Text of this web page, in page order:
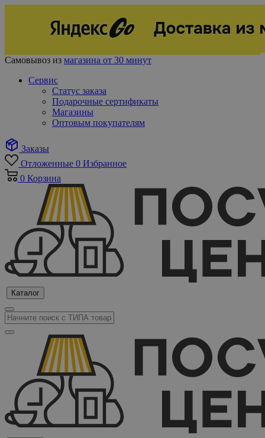
Самовывоз из магазина от 30 минут
Сервис
Статус заказа
Подарочные сертификаты
Магазины
Оптовым покупателям
Заказы
Отложенные 0 Избранное
0 Корзина
Каталог